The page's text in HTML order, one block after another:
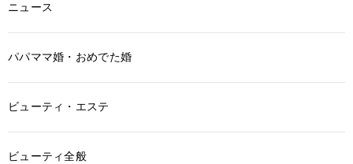
ニュース
パパママ婚・おめでた婚
ビューティ・エステ
ビューティ全般